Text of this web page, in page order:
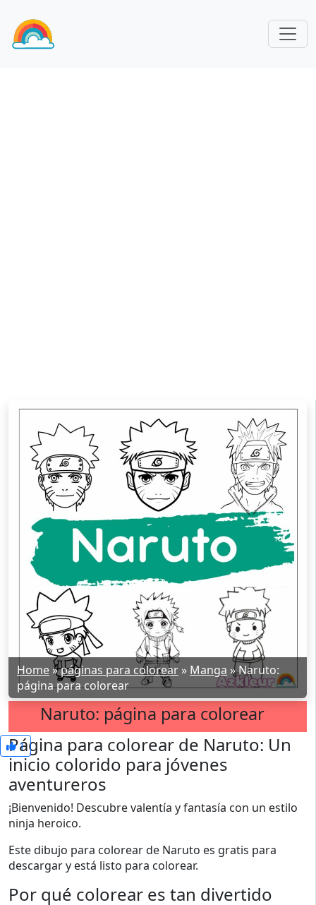
Home »páginas para colorear » Manga »Naruto:
página para colorear
Naruto: página para colorear
1
Página para colorear de Naruto: Un
inicio colorido para jóvenes
aventureros
¡Bienvenido! Descubre valentía y fantasía con un estilo
ninja heroico.
Este dibujo para colorear de Naruto es gratis para
descargar y está listo para colorear.
Por qué colorear es tan divertido